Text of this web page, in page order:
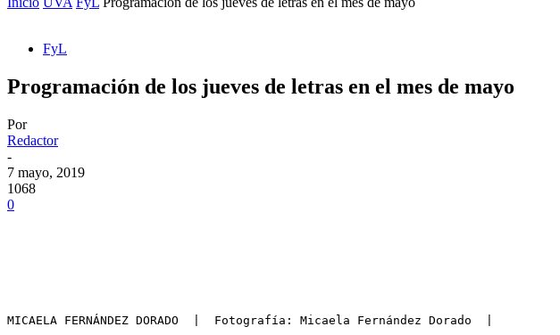
FyL
Programación de los jueves de letras en el mes de mayo
Por
Redactor
-
7 mayo, 2019
1068
0
MICAELA FERNÁNDEZ DORADO  |  Fotografía: Micaela Fernández Dorado  |